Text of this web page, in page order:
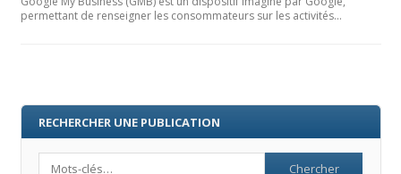
permettant de renseigner les consommateurs sur les activités…
RECHERCHER UNE PUBLICATION